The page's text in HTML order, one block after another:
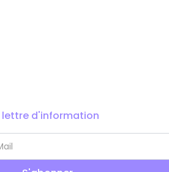
lettre d'information